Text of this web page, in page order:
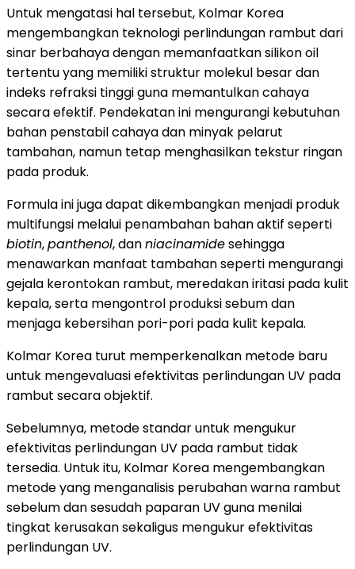
Untuk mengatasi hal tersebut, Kolmar Korea
mengembangkan teknologi perlindungan rambut dari
sinar berbahaya dengan memanfaatkan silikon oil
tertentu yang memiliki struktur molekul besar dan
indeks refraksi tinggi guna memantulkan cahaya
secara efektif. Pendekatan ini mengurangi kebutuhan
bahan penstabil cahaya dan minyak pelarut
tambahan, namun tetap menghasilkan tekstur ringan
pada produk.
Formula ini juga dapat dikembangkan menjadi produk
multifungsi melalui penambahan bahan aktif seperti
biotin,panthenol, danniacinamidesehingga
menawarkan manfaat tambahan seperti mengurangi
gejala kerontokan rambut, meredakan iritasi pada kulit
kepala, serta mengontrol produksi sebum dan
menjaga kebersihan pori-pori pada kulit kepala.
Kolmar Korea turut memperkenalkan metode baru
untuk mengevaluasi efektivitas perlindungan UV pada
rambut secara objektif.
Sebelumnya, metode standar untuk mengukur
efektivitas perlindungan UV pada rambut tidak
tersedia. Untuk itu, Kolmar Korea mengembangkan
metode yang menganalisis perubahan warna rambut
sebelum dan sesudah paparan UV guna menilai
tingkat kerusakan sekaligus mengukur efektivitas
perlindungan UV.